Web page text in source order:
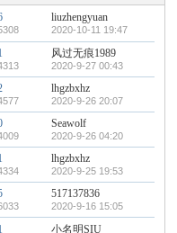
liuzhengyuan
2020-10-11 19:47
风过无痕1989
2020-9-27 00:43
lhgzbxhz
2020-9-26 20:07
Seawolf
2020-9-26 04:20
lhgzbxhz
2020-9-25 19:53
517137836
2020-9-16 15:05
小名明SIU